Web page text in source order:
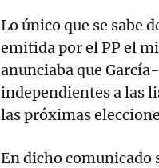
Lo único que se sabe
emitida por el PP el
anunciaba que
independientes a las
las próximas
En dicho comunicado